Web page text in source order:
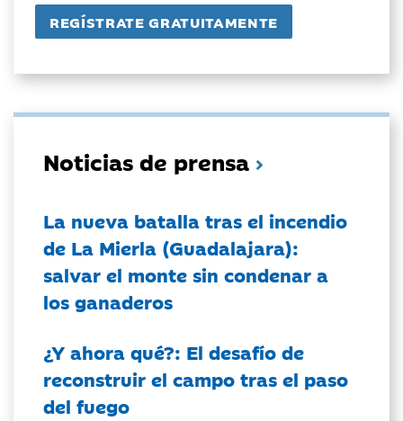
Noticias de prensa
La nueva batalla tras el incendio
de La Mierla (Guadalajara):
salvar el monte sin condenar a
los ganaderos
¿Y ahora qué?: El desafío de
reconstruir el campo tras el paso
del fuego